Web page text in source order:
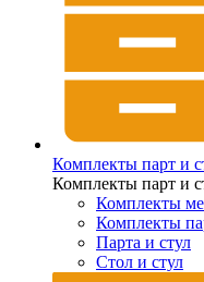
Комплекты парт и
Комплекты парт и
Комплекты
Комплекты
Парта и стул
Стол и стул